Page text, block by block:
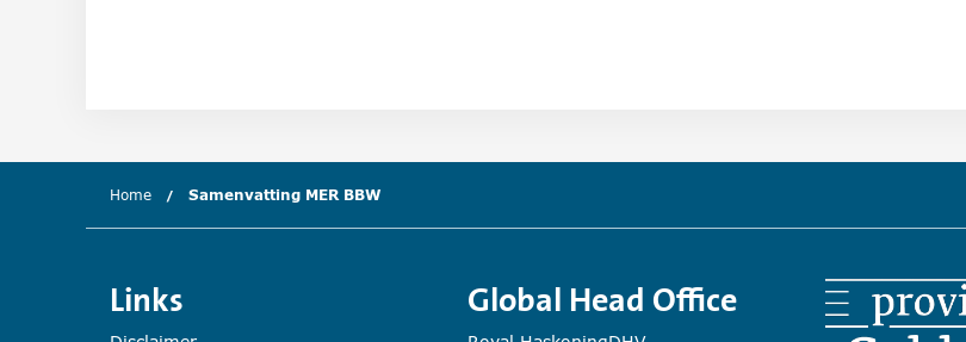
Home Samenvatting MER BBW
Links Global Head Office